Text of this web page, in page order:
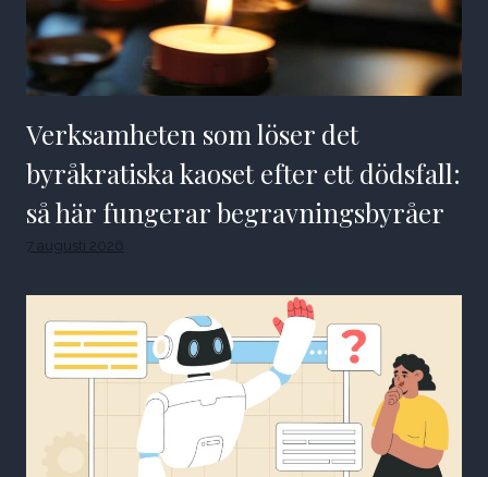
Verksamheten som löser det
byråkratiska kaoset efter ett dödsfall:
så här fungerar begravningsbyråer
7 augusti 2026